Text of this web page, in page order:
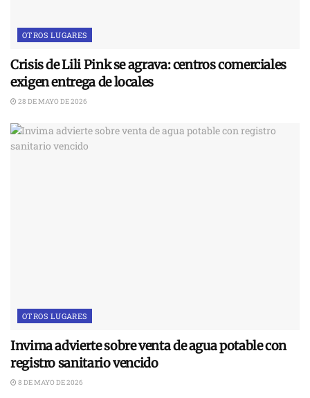
OTROS LUGARES
Crisis de Lili Pink se agrava: centros comerciales
exigen entrega de locales
28 DE MAYO DE 2026
OTROS LUGARES
Invima advierte sobre venta de agua potable con
registro sanitario vencido
8 DE MAYO DE 2026